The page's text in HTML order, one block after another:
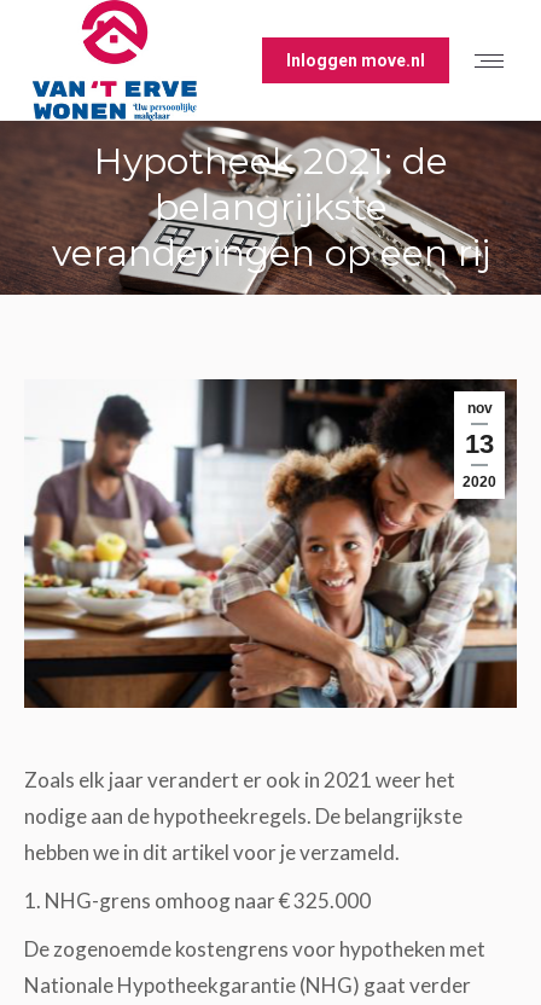
Inloggen move.nl
Hypotheek 2021: de
belangrijkste
veranderingen op een rij
nov
13
2020
Zoals elk jaar verandert er ook in 2021 weer het
nodige aan de hypotheekregels. De belangrijkste
hebben we in dit artikel voor je verzameld.
1. NHG-grens omhoog naar € 325.000
De zogenoemde kostengrens voor hypotheken met
Nationale Hypotheekgarantie (NHG) gaat verder